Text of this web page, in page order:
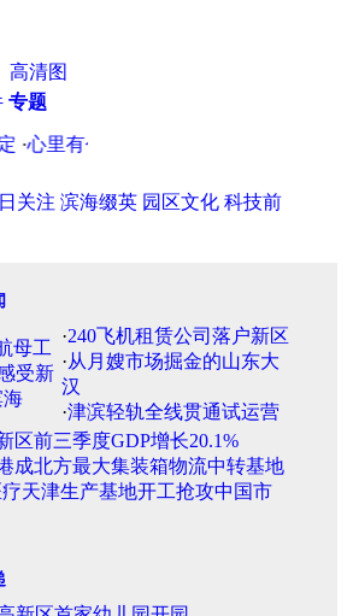
高清图
专题
有个农场梦——天津农机合作社发展调查
关注 滨海缀英 园区文化 科技前
·240飞机租赁公司落户新区
·从月嫂市场掘金的山东大
汉
·津滨轻轨全线贯通试运营
区前三季度GDP增长20.1%
成北方最大集装箱物流中转基地
天津生产基地开工抢攻中国市